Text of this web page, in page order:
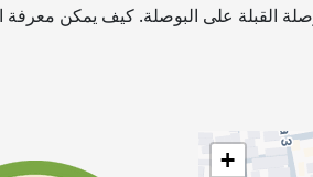
القبلة على البوصلة. كيف يمكن معرفة
+